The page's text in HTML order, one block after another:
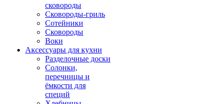
сковороды
Сковороды-гриль
Сотейники
Сковороды
Воки
Аксессуары для кухни
Разделочные доски
Солонки,
перечницы и
ёмкости для
специй